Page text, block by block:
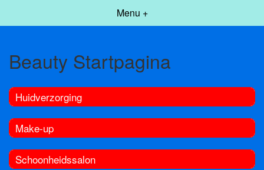
Menu +
Beauty Startpagina
Huidverzorging
Make-up
Schoonheidssalon